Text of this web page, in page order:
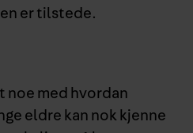
er tilstede.
noe med hvordan
eldre kan nok kjenne